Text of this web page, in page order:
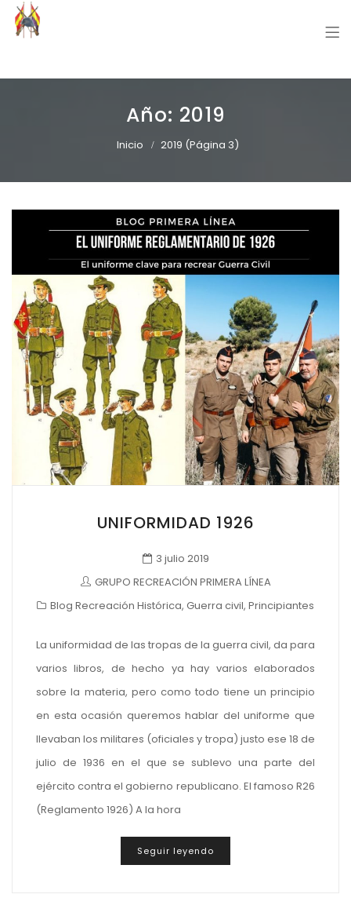
Año: 2019
Inicio 2019 (Página 3)
UNIFORMIDAD 1926
3 julio 2019
GRUPO RECREACIÓN PRIMERA LÍNEA
Blog Recreación Histórica, Guerra civil, Principiantes
La uniformidad de las tropas de la guerra civil, da para
varios libros, de hecho ya hay varios elaborados
sobre la materia, pero como todo tiene un principio
en esta ocasión queremos hablar del uniforme que
llevaban los militares (oficiales y tropa) justo ese 18 de
julio de 1936 en el que se sublevo una parte del
ejército contra el gobierno republicano. El famoso R26
(Reglamento 1926) A la hora
Seguir leyendo